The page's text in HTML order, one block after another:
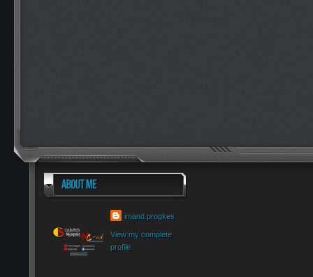
imand progkes
View my complete
profile